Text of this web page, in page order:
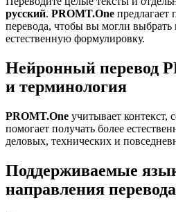
русский. PROMT.One предлагает
перевода, чтобы вы могли
естественную формулировку.
Нейронный перевод
и терминология
PROMT.One учитывает контекст,
помогает получать более
деловых, технических и
Поддерживаемые
направления перевода